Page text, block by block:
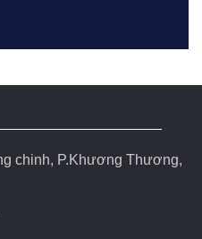
chinh, P.Khương Thương,